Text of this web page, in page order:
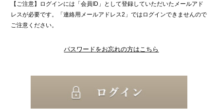
【ご注意】ログインには「会員ID」として登録していただいたメールアド
レスが必要です。「連絡用メールアドレス2」ではログインできませんので
ご注意ください。
パスワードをお忘れの方はこちら